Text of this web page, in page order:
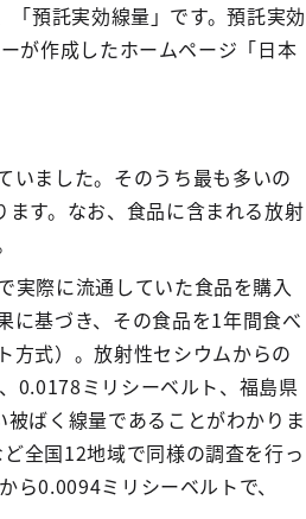
預託実効線量」です。預託実効
が作成したホームページ「日本
いました。そのうち最も多いの
す。なお、食品に含まれる放射
実際に流通していた食品を購入
に基づき、その食品を1年間食べ
方式）。放射性セシウムからの
0.0178ミリシーベルト、福島県
ばく線量であることがわかりま
全国12地域で同様の調査を行っ
0.0094ミリシーベルトで、